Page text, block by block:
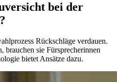
bei der
Rückschläge verdauen.
brauchen sie Fürsprecherinnen
bietet Ansätze dazu.